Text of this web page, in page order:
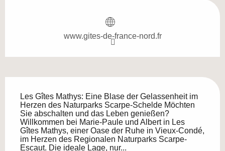
www.gites-de-france-nord.fr
Les Gîtes Mathys: Eine Blase der Gelassenheit im
Herzen des Naturparks Scarpe-Schelde Möchten
Sie abschalten und das Leben genießen?
Willkommen bei Marie-Paule und Albert in Les
Gîtes Mathys, einer Oase der Ruhe in Vieux-Condé,
im Herzen des Regionalen Naturparks Scarpe-
Escaut. Die ideale Lage, nur...